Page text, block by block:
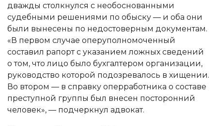
дважды столкнулся с необоснованными
судебными решениями по обыску — и оба они
были вынесены по недостоверным документам.
«В первом случае оперуполномоченный
составил рапорт с указанием ложных сведений
о том, что лицо было бухгалтером организации,
руководство которой подозревалось в хищении.
Во втором — в справку оперработника о составе
преступной группы был внесен посторонний
человек», — подчеркнул адвокат.
Как к Вам можно обращаться
Номер телефона
Электронная почта
Сообщение
Номер телефона
Электронная почта
Выберите файл
Сообщение